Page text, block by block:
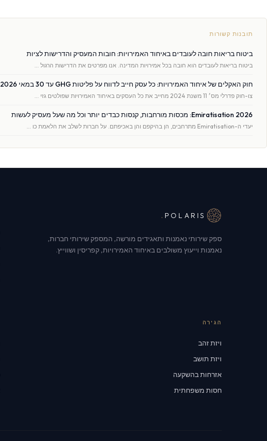
תובנות קשורות
ביטוח בריאות חובה לעובדים באיחוד האמירויות: חובות המעסיק והדרישות לציות
ביטוח בריאות לעובדים הוא חובה בכל אמירויות המדינה. אנו מפרטים את הדרישות הרגול …
חוק האקלים של איחוד האמירויות: כל עסק חייב לדווח על פליטות GHG עד 30 במאי 2026
צו-חוק פדרלי מס׳ 11 משנת 2024 מחייב את כל העסקים באיחוד האמירויות שפולטים גזי …
Emiratisation 2026: מכסות מורחבות, קנסות כבדים יותר וכל מה שעל מעסיק לעשות
יעדי ה-Emiratisation מתרחבים, הן בהיקפם והן באכיפתם. על חברות לשלב את הלאמת כו …
POLARIS
.
ספק שירותי נאמנות ותאגידים מורשה, המספק שירותי חברות,
נאמנות וייעוץ משולבים באיחוד האמירויות, קפריסין ושווייץ.
הגירה
ויזת זהב
ויזת תושב
אזרחות בהשקעה
חסות משפחתית